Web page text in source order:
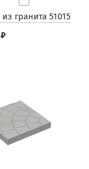
гранита 51015